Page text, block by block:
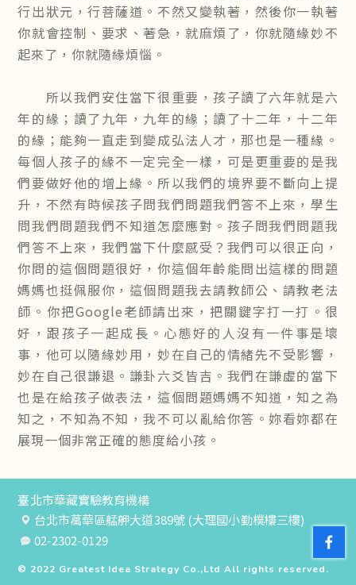
行出狀元，行菩薩道。不然又變執著，然後你一執著
你就會控制、要求、著急，就麻煩了，你就隨緣妙不
起來了，你就隨緣煩惱。
所以我們安住當下很重要，孩子讀了六年就是六
年的緣；讀了九年，九年的緣；讀了十二年，十二年
的緣；能夠一直走到變成弘法人才，那也是一種緣。
每個人孩子的緣不一定完全一樣，可是更重要的是我
們要做好他的增上緣。所以我們的境界要不斷向上提
升，不然有時候孩子問我們問題我們答不上來，學生
問我們問題我們不知道怎麼應對。孩子問我們問題我
們答不上來，我們當下什麼感受？我們可以很正向，
你問的這個問題很好，你這個年齡能問出這樣的問題
媽媽也挺佩服你，這個問題我去請教師公、請教老法
師。你把Google老師請出來，把關鍵字打一打。很
好，跟孩子一起成長。心態好的人沒有一件事是壞
事，他可以隨緣妙用，妙在自己的情緒先不受影響，
妙在自己很謙退。謙卦六爻皆吉。我們在謙虛的當下
也是在給孩子做表法，這個問題媽媽不知道，知之為
知之，不知為不知，我不可以亂給你答。妳看妳都在
展現一個非常正確的態度給小孩。
臺北市華藏實驗教育機構
台北市萬華區艋舺大道389號 (大理國小勤樸樓三樓)
02-2302-0129
© 2022 Greatest Idea Strategy Co.,Ltd All rights reserved.